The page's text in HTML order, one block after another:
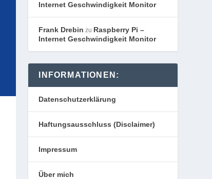
Internet Geschwindigkeit Monitor
Frank Drebin zu Raspberry Pi –
Internet Geschwindigkeit Monitor
INFORMATIONEN:
Datenschutzerklärung
Haftungsausschluss (Disclaimer)
Impressum
Über mich